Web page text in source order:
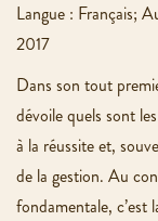
Langue : Français;
2017
Dans son tout
dévoile quels sont
à la réussite et,
de la gestion. Au
fondamentale, c’est